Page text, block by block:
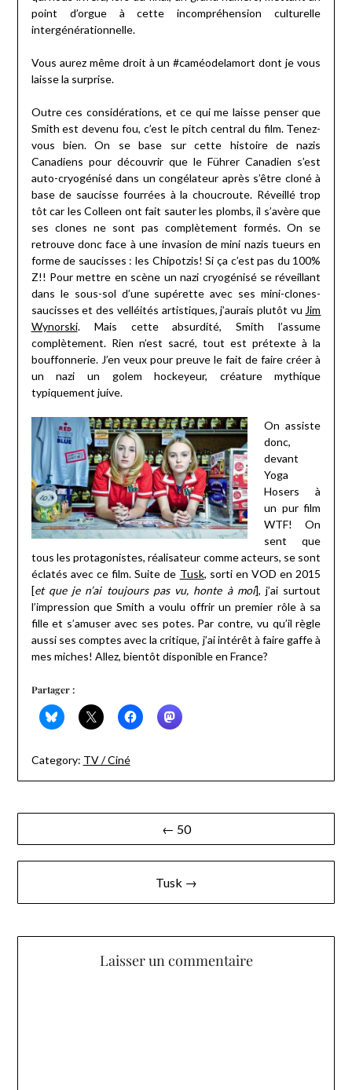
point d’orgue à cette incompréhension culturelle
intergénérationnelle.
Vous aurez même droit à un #caméodelamort dont je vous
laisse la surprise.
Outre ces considérations, et ce qui me laisse penser que
Smith est devenu fou, c’est le pitch central du film. Tenez-
vous bien. On se base sur cette histoire de nazis
Canadiens pour découvrir que le Führer Canadien s’est
auto-cryogénisé dans un congélateur après s’être cloné à
base de saucisse fourrées à la choucroute. Réveillé trop
tôt car les Colleen ont fait sauter les plombs, il s’avère que
ses clones ne sont pas complètement formés. On se
retrouve donc face à une invasion de mini nazis tueurs en
forme de saucisses : les Chipotzis! Si ça c’est pas du 100%
Z!! Pour mettre en scène un nazi cryogénisé se réveillant
dans le sous-sol d’une supérette avec ses mini-clones-
saucisses et des velléités artistiques, j’aurais plutôt vu Jim
Wynorski. Mais cette absurdité, Smith l’assume
complètement. Rien n’est sacré, tout est prétexte à la
bouffonnerie. J’en veux pour preuve le fait de faire créer à
un nazi un golem hockeyeur, créature mythique
typiquement juive.
On assiste
donc,
devant
Yoga
Hosers à
un pur film
WTF! On
sent que
tous les protagonistes, réalisateur comme acteurs, se sont
éclatés avec ce film. Suite de Tusk, sorti en VOD en 2015
[et que je n’ai toujours pas vu, honte à moi], j’ai surtout
l’impression que Smith a voulu offrir un premier rôle à sa
fille et s’amuser avec ses potes. Par contre, vu qu’il règle
aussi ses comptes avec la critique, j’ai intérêt à faire gaffe à
mes miches! Allez, bientôt disponible en France?
Partager :
Category: TV / Ciné
Navigation
de
← 50
Tusk →
Laisser un commentaire